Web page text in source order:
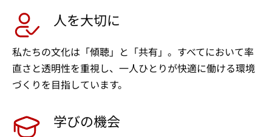
人を大切に
私たちの文化は「傾聴」と「共有」。すべてにおいて率
直さと透明性を重視し、一人ひとりが快適に働ける環境
づくりを目指しています。
学びの機会